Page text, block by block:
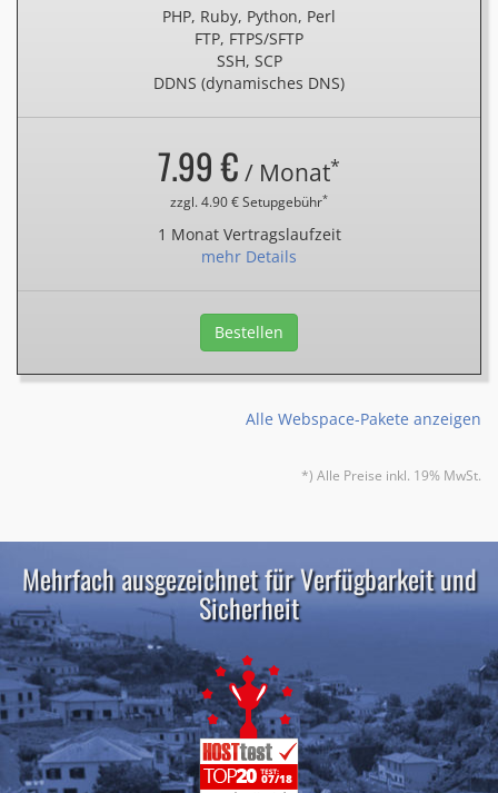
PHP, Ruby, Python, Perl
FTP, FTPS/SFTP
SSH, SCP
DDNS (dynamisches DNS)
7.99 € / Monat*
zzgl. 4.90 € Setupgebühr*
1 Monat Vertragslaufzeit
mehr Details
Bestellen
Alle Webspace-Pakete anzeigen
*) Alle Preise inkl. 19% MwSt.
Mehrfach ausgezeichnet für Verfügbarkeit und
Sicherheit